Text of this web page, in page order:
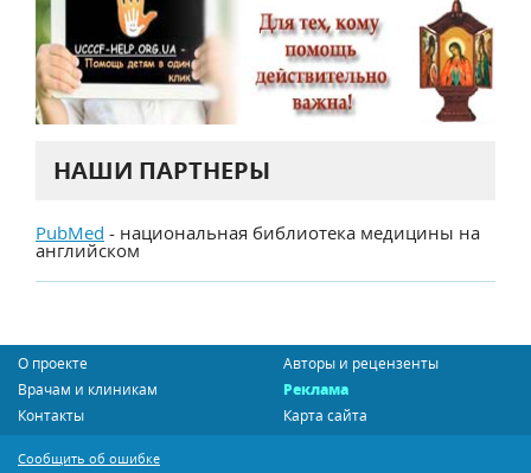
НАШИ ПАРТНЕРЫ
PubMed - национальная библиотека медицины на
английском
О проекте
Авторы и рецензенты
Врачам и клиникам
Реклама
Контакты
Карта сайта
Сообщить об ошибке